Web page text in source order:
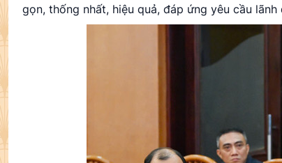
gọn, thống nhất, hiệu quả, đáp ứng yêu cầu